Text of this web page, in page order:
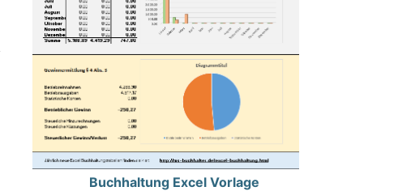
Buchhaltung Excel Vorlage